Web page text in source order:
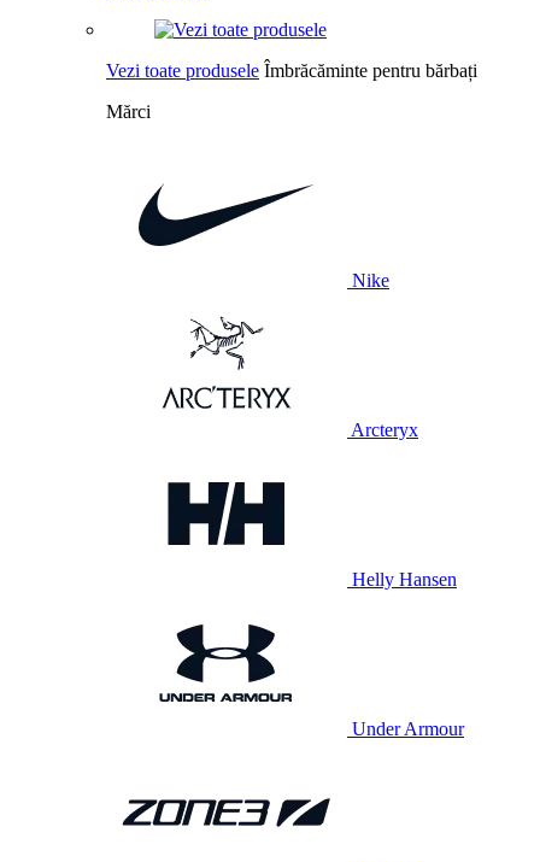
Vezi toate produsele Îmbrăcăminte pentru bărbați
Mărci
Nike
Arcteryx
Helly Hansen
Under Armour